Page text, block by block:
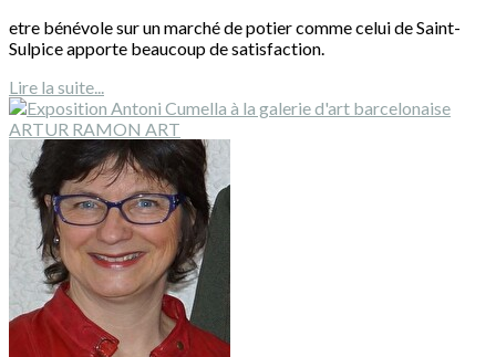
etre bénévole sur un marché de potier comme celui de Saint-
Sulpice apporte beaucoup de satisfaction.
Lire la suite...